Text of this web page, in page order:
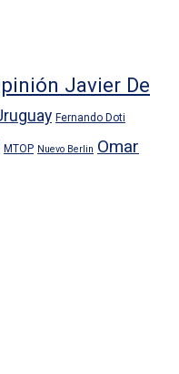
Javier De
Fernando Doti
MTOP Nuevo Berlin Omar